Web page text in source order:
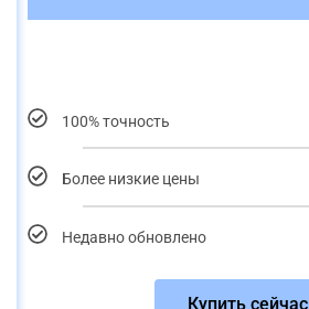
100% точность
Более низкие цены
Недавно обновлено
Купить сейчас